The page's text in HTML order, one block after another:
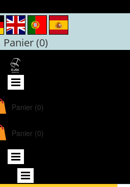
Panier (0)
Panier (0)
Panier (0)